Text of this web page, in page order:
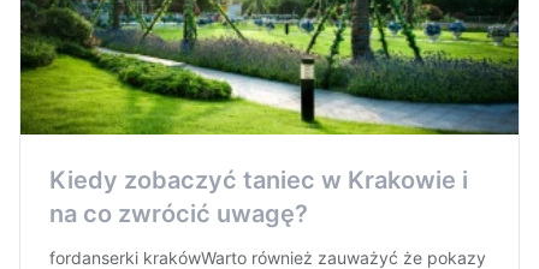
Kiedy zobaczyć taniec w Krakowie i
na co zwrócić uwagę?
fordanserki krakówWarto również zauważyć że pokazy